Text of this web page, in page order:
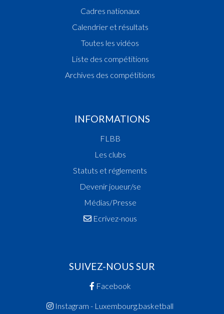
Cadres nationaux
Calendrier et résultats
Toutes les vidéos
Liste des compétitions
Archives des compétitions
INFORMATIONS
FLBB
Les clubs
Statuts et réglements
Devenir joueur/se
Médias/Presse
Ecrivez-nous
SUIVEZ-NOUS SUR
Facebook
Instagram - Luxembourg.basketball